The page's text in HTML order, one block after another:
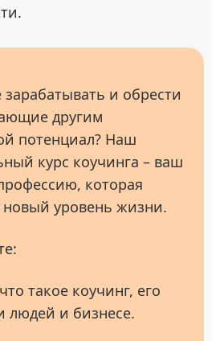
и обрести
другим
потенциал? Наш
курс коучинга – ваш
которая
новый уровень жизни.
такое коучинг, его
людей и бизнесе.